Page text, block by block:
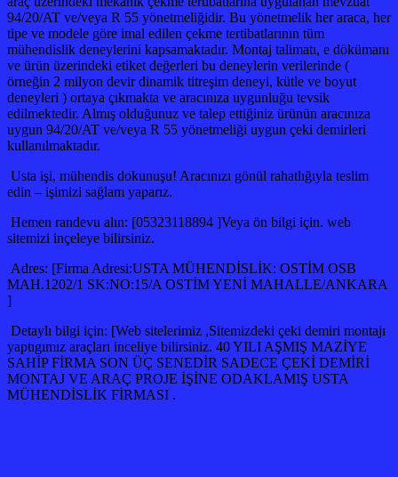
94/20/AT ve/veya R 55 yönetmeliğidir. Bu yönetmelik her araca, her
tipe ve modele göre imal edilen çekme tertibatlarının tüm
mühendislik deneylerini kapsamaktadır. Montaj talimatı, e dökümanı
ve ürün üzerindeki etiket değerleri bu deneylerin verilerinde (
örneğin 2 milyon devir dinamik titreşim deneyi, kütle ve boyut
deneyleri ) ortaya çıkmakta ve aracınıza uygunluğu tevsik
edilmektedir. Almış olduğunuz ve talep ettiğiniz ürünün aracınıza
uygun 94/20/AT ve/veya R 55 yönetmeliği uygun çeki demirleri
kullanılmaktadır.
Usta işi, mühendis dokunuşu! Aracınızı gönül rahatlığıyla teslim
edin – işimizi sağlam yaparız.
Hemen randevu alın: [05323118894 ]Veya ön bilgi için. web
sitemizi inçeleye bilirsiniz.
Adres: [Firma Adresi:USTA MÜHENDİSLİK: OSTİM OSB
MAH.1202/1 SK:NO:15/A OSTİM YENİ MAHALLE/ANKARA
]
Detaylı bilgi için: [Web sitelerimiz ,Sitemizdeki çeki demiri montajı
yaptıgımız araçları inceliye bilirsiniz. 40 YILI AŞMIŞ MAZİYE
SAHİP FİRMA SON ÜÇ SENEDİR SADECE ÇEKİ DEMİRİ
MONTAJ VE ARAÇ PROJE İŞİNE ODAKLAMIŞ USTA
MÜHENDİSLİK FİRMASI .